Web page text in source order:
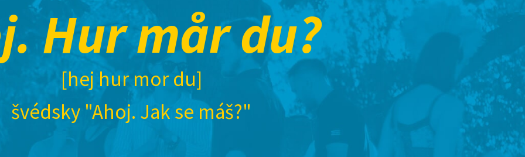
Hur mår du?
[hej hur mor du]
švédsky "Ahoj. Jak se máš?"